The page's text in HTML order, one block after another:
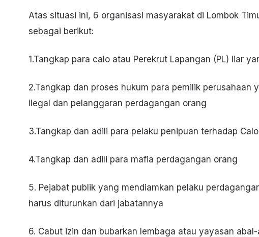
Atas situasi ini, 6 organisasi masyarakat di Lombok
sebagai berikut:
1.Tangkap para calo atau Perekrut Lapangan (PL) liar
2.Tangkap dan proses hukum para pemilik
ilegal dan pelanggaran perdagangan orang
3.Tangkap dan adili para pelaku penipuan terhadap
4.Tangkap dan adili para mafia perdagangan orang
5. Pejabat publik yang mendiamkan pelaku
harus diturunkan dari jabatannya
6. Cabut izin dan bubarkan lembaga atau yayasan